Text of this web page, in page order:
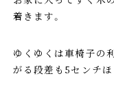
着きます。
ゆくゆくは車椅子の
がる段差も5センチほ